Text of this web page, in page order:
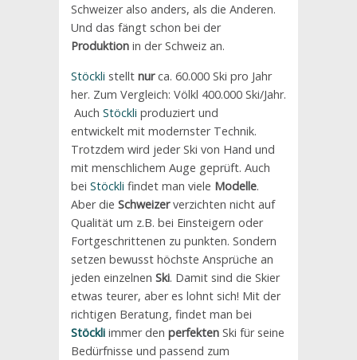
Schweizer also anders, als die Anderen.
Und das fängt schon bei der
Produktion in der Schweiz an.
Stöckli stellt nurca. 60.000 Ski pro Jahr
her. Zum Vergleich: Völkl 400.000 Ski/Jahr.
Auch Stöckli produziert und
entwickelt mit modernster Technik.
Trotzdem wird jeder Ski von Hand und
mit menschlichem Auge geprüft. Auch
bei Stöckli findet man viele Modelle.
Aber die Schweizerverzichten nicht auf
Qualität um z.B. bei Einsteigern oder
Fortgeschrittenen zu punkten. Sondern
setzen bewusst höchste Ansprüche an
jeden einzelnen Ski. Damit sind die Skier
etwas teurer, aber es lohnt sich! Mit der
richtigen Beratung, findet man bei
Stöckli immer den perfekten Ski für seine
Bedürfnisse und passend zum